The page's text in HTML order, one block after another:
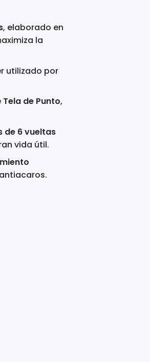
, elaborado en
la
utilizado por
Tela de Punto,
de 6 vueltas
vida útil.